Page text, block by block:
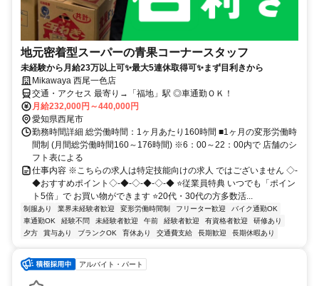
地元密着型スーパーの青果コーナースタッフ
未経験から月給23万以上可✨最大5連休取得可✨まず目利きから
Mikawaya 西尾一色店
交通・アクセス 最寄り→「福地」駅 ◎車通勤ＯＫ！
月給232,000円～440,000円
愛知県西尾市
勤務時間詳細 総労働時間：1ヶ月あたり160時間 ■1ヶ月の変形労働時
間制 (月間総労働時間160～176時間) ※6：00～22：00内で 店舗のシ
フト表による
仕事内容 ※こちらの求人は特定技能向けの求人 ではございません ◇-
◆おすすめポイント◇-◆-◇-◆-◇-◆ ⭐従業員特典 いつでも「ポイン
ト5倍」で お買い物ができます ⭐20代・30代の方多数活...
制服あり 業界未経験者歓迎 変形労働時間制 フリーター歓迎
バイク通勤OK
車通勤OK
経験不問 未経験者歓迎 午前 経験者歓迎 有資格者歓迎
研修あり
夕方
賞与あり ブランクOK 育休あり 交通費支給 長期歓迎 長期休暇あり
アルバイト・パート